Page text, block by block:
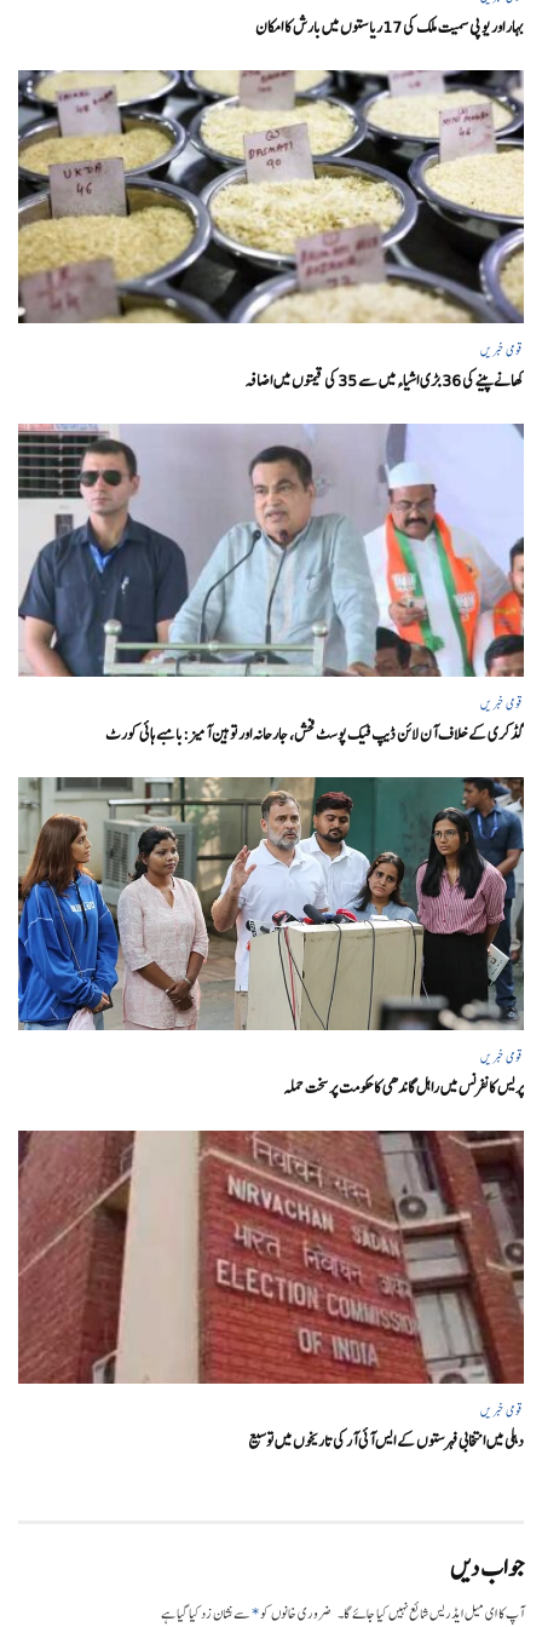
بہار اور یو پی سمیت ملک کی 17ریاستوں میں بارش کا امکان
قومی خبریں
کھانے پینے کی 36 بڑی اشیاء میں سے 35 کی قیمتوں میں اضافہ
قومی خبریں
گڈکری کے خلاف آن لائن ڈیپ فیک پوسٹ فحش، جارحانہ اور توہین آمیز:بامبے ہائی کورٹ
قومی خبریں
پریس کانفرنس میں راہل گاندھی کا حکومت پر سخت حملہ
قومی خبریں
دہلی میں انتخابی فہرستوں کے ایس آئی آر کی تاریخوں میں توسیع
جواب دیں
آپ کا ای میل ایڈریس شائع نہیں کیا جائے گا۔ ضروری خانوں کو*سے نشان زد کیا گیا ہے